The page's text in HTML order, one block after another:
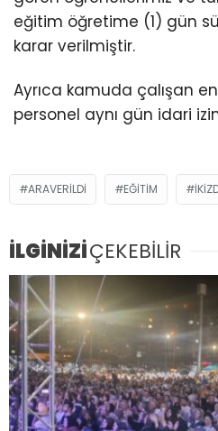
eğitim öğretime (1) gün
karar verilmiştir.
Ayrıca kamuda çalışan
personel aynı gün idari
ARAVERILDI EĞITIM
İLGİNİZİÇEKEBİLİR